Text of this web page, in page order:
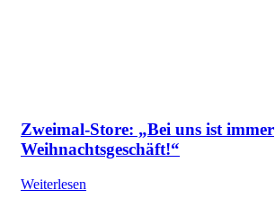
Zweimal-Store: „Bei uns ist immer
Weihnachtsgeschäft!“
Weiterlesen